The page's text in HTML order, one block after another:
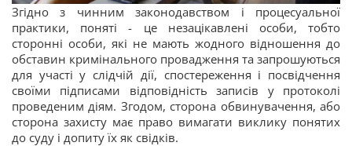
Згідно з чинним законодавством і процесуальної
практики, поняті - це незацікавлені особи, тобто
сторонні особи, які не мають жодного відношення до
обставин кримінального провадження та запрошуються
для участі у слідчій дії, спостереження і посвідчення
своїми підписами відповідність записів у протоколі
проведеним діям. Згодом, сторона обвинувачення, або
сторона захисту має право вимагати виклику понятих
до суду і допиту їх як свідків.